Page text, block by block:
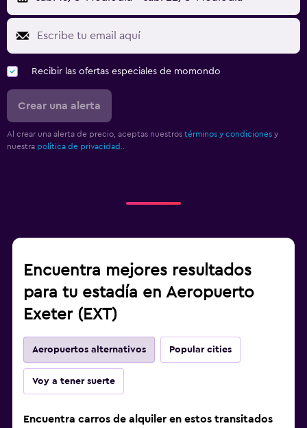
Recibir las ofertas especiales de momondo
Crear una alerta
Al crear una alerta de precio, aceptas nuestros términos y condiciones y
nuestra política de privacidad..
Encuentra mejores resultados
para tu estadía en Aeropuerto
Exeter (EXT)
Aeropuertos alternativos Popular cities
Voy a tener suerte
Encuentra carros de alquiler en estos transitados